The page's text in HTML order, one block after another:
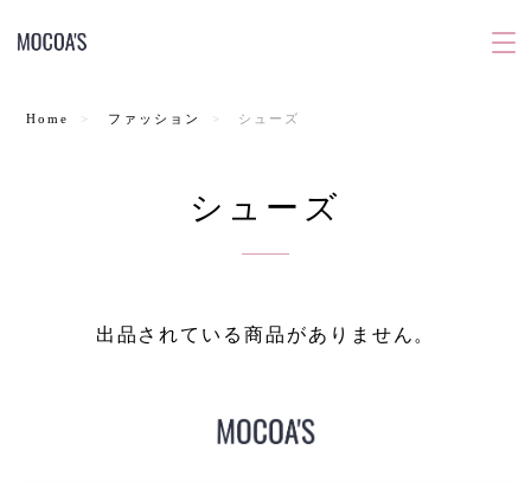
Home ファッション シューズ
シューズ
出品されている商品がありません。